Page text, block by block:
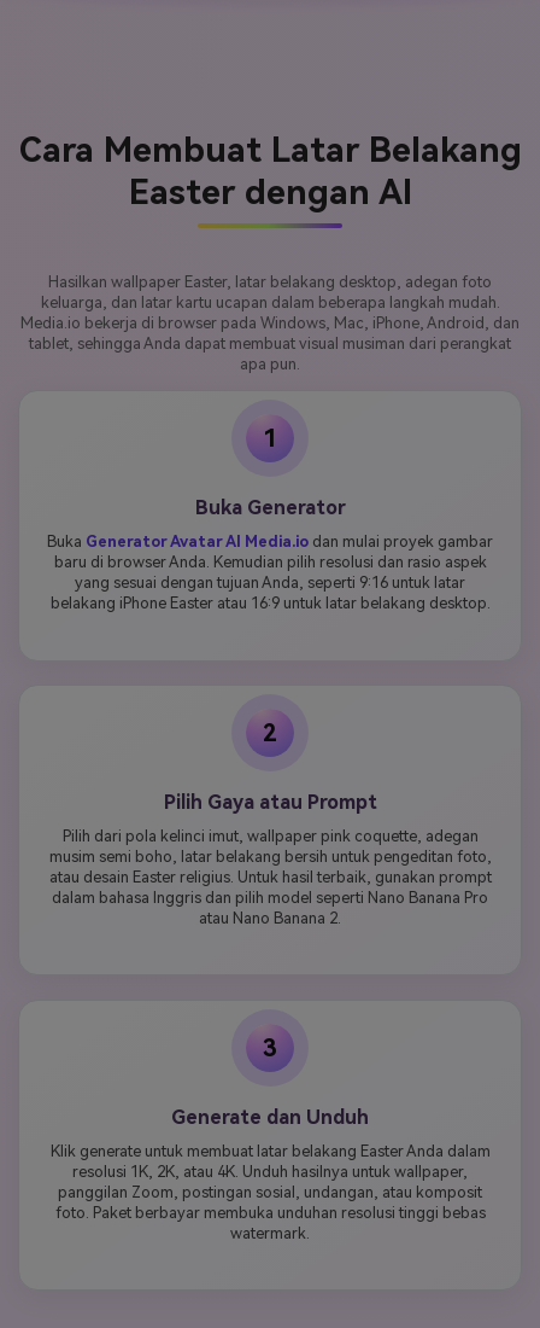
Cara Membuat Latar Belakang
Easter dengan AI
Hasilkan wallpaper Easter, latar belakang desktop, adegan foto
keluarga, dan latar kartu ucapan dalam beberapa langkah mudah.
Media.io bekerja di browser pada Windows, Mac, iPhone, Android, dan
tablet, sehingga Anda dapat membuat visual musiman dari perangkat
apa pun.
1
Buka Generator
Buka Generator Avatar AI Media.io dan mulai proyek gambar
baru di browser Anda. Kemudian pilih resolusi dan rasio aspek
yang sesuai dengan tujuan Anda, seperti 9:16 untuk latar
belakang iPhone Easter atau 16:9 untuk latar belakang desktop.
2
Pilih Gaya atau Prompt
Pilih dari pola kelinci imut, wallpaper pink coquette, adegan
musim semi boho, latar belakang bersih untuk pengeditan foto,
atau desain Easter religius. Untuk hasil terbaik, gunakan prompt
dalam bahasa Inggris dan pilih model seperti Nano Banana Pro
atau Nano Banana 2.
3
Generate dan Unduh
Klik generate untuk membuat latar belakang Easter Anda dalam
resolusi 1K, 2K, atau 4K. Unduh hasilnya untuk wallpaper,
panggilan Zoom, postingan sosial, undangan, atau komposit
foto. Paket berbayar membuka unduhan resolusi tinggi bebas
watermark.